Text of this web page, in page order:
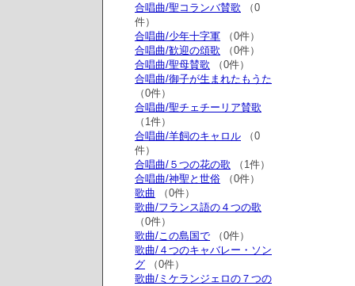
合唱曲/聖コランバ賛歌 （0
件）
合唱曲/少年十字軍 （0件）
合唱曲/歓迎の頌歌 （0件）
合唱曲/聖母賛歌 （0件）
合唱曲/御子が生まれたもうた
（0件）
合唱曲/聖チェチーリア賛歌
（1件）
合唱曲/羊飼のキャロル （0
件）
合唱曲/５つの花の歌 （1件）
合唱曲/神聖と世俗 （0件）
歌曲 （0件）
歌曲/フランス語の４つの歌
（0件）
歌曲/この島国で （0件）
歌曲/４つのキャバレー・ソン
グ （0件）
歌曲/ミケランジェロの７つの